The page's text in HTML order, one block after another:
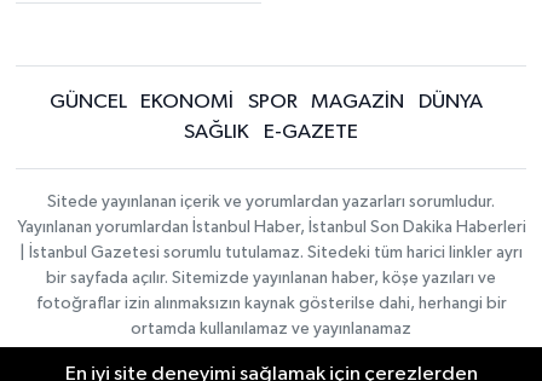
GÜNCEL EKONOMİ SPOR MAGAZİN
DÜNYA
SAĞLIK
E-GAZETE
Sitede yayınlanan içerik ve yorumlardan yazarları sorumludur.
Yayınlanan yorumlardan İstanbul Haber, İstanbul Son Dakika Haberleri
| İstanbul Gazetesi sorumlu tutulamaz. Sitedeki tüm harici linkler ayrı
bir sayfada açılır. Sitemizde yayınlanan haber, köşe yazıları ve
fotoğraflar izin alınmaksızın kaynak gösterilse dahi, herhangi bir
ortamda kullanılamaz ve yayınlanamaz
En iyi site deneyimi sağlamak için çerezlerden